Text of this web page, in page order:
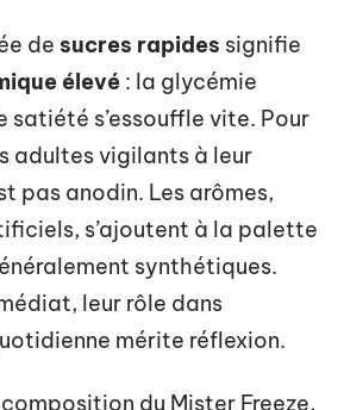
de sucres rapides signifie
élevé : la glycémie
satiété s’essouffle vite. Pour
adultes vigilants à leur
pas anodin. Les arômes,
s’ajoutent à la palette
synthétiques.
leur rôle dans
mérite réflexion.
du Mister Freeze,